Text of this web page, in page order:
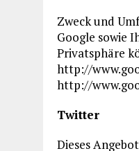
Zweck und
Google sowie
Privatsphäre
http://
http://
Twitter
Dieses